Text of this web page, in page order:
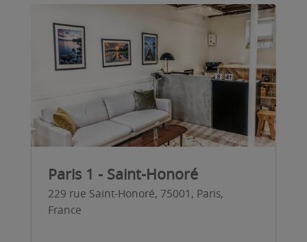
Paris 1 - Saint-Honoré
229 rue Saint-Honoré, 75001, Paris,
France